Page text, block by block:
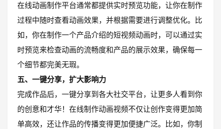
在线动画制作平台通常都提供实时预览功能，让你在制作
过程中随时查看动画效果，并根据需要进行调整优化。比
如，你在制作一个产品介绍的短视频动画时，可以通过实
时预览来检查动画的流畅度和产品的展示效果，确保每一
个细节都完美无瑕。
五、一键分享，扩大影响力
完成作品后，一键分享到各大社交平台，让更多人看到你
的创意和才华！在线制作动画视频不仅让创作变得更加简
单高效，还让作品的传播变得更加便捷广泛。比如，你制